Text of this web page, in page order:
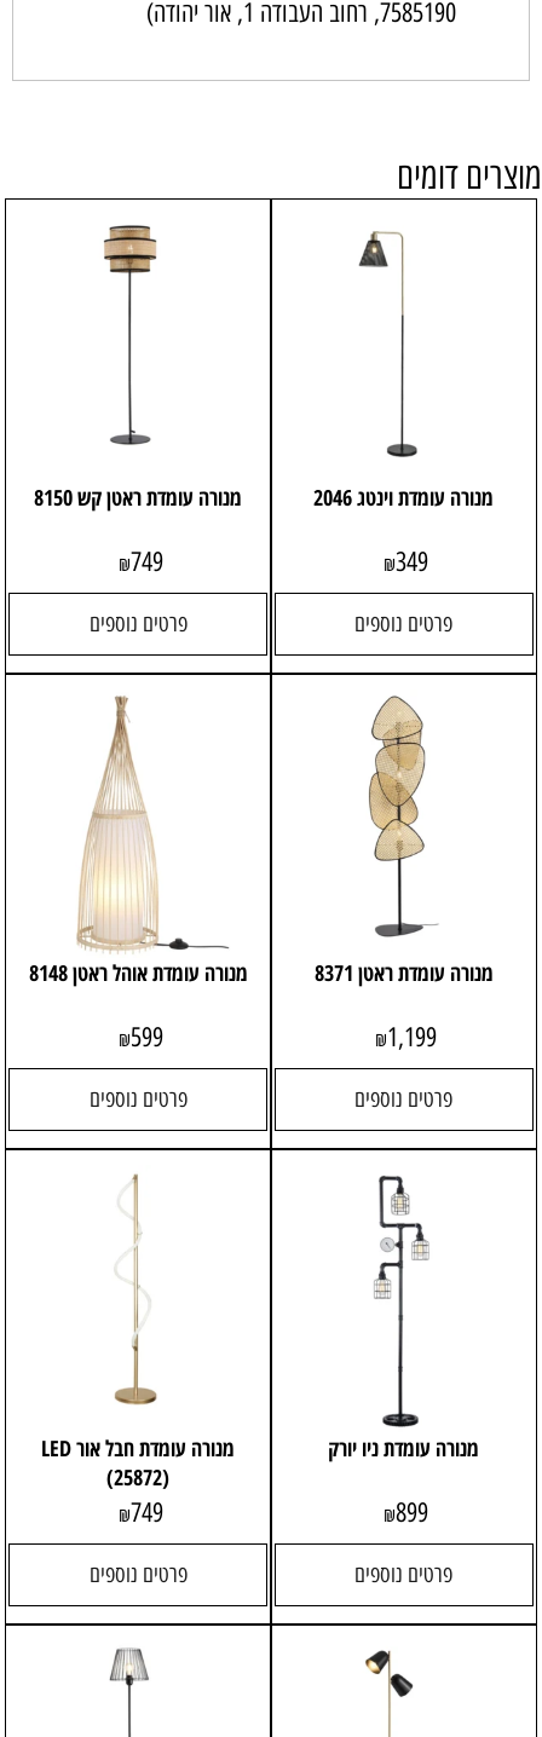
7585190, רחוב העבודה 1, אור יהודה)
מוצרים דומים
מנורה עומדת וינטג 2046
₪349
פרטים נוספים
מנורה עומדת ראטן קש 8150
₪749
פרטים נוספים
מנורה עומדת ראטן 8371
₪1,199
פרטים נוספים
מנורה עומדת אוהל ראטן 8148
₪599
פרטים נוספים
מנורה עומדת ניו יורק
₪899
פרטים נוספים
מנורה עומדת חבל אור LED
(25872)
₪749
פרטים נוספים